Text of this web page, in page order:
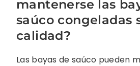
mantenerse las
saúco congeladas
calidad?
Las bayas de saúco pueden